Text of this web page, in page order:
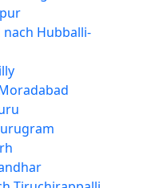
Hubballi-